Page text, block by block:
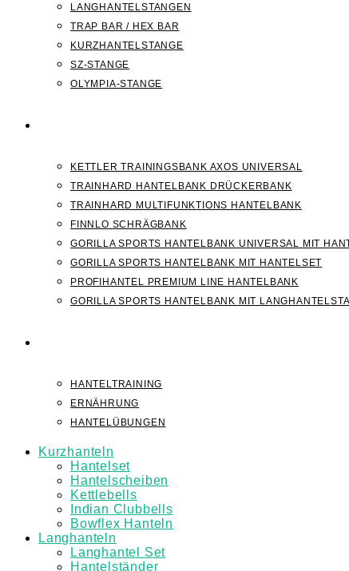
LANGHANTELSTANGEN
TRAP BAR / HEX BAR
KURZHANTELSTANGE
SZ-STANGE
OLYMPIA-STANGE
KETTLER TRAININGSBANK AXOS UNIVERSAL
TRAINHARD HANTELBANK DRÜCKERBANK
TRAINHARD MULTIFUNKTIONS HANTELBANK
FINNLO SCHRÄGBANK
GORILLA SPORTS HANTELBANK UNIVERSAL MIT
GORILLA SPORTS HANTELBANK MIT HANTELSET
PROFIHANTEL PREMIUM LINE HANTELBANK
GORILLA SPORTS HANTELBANK MIT
HANTELTRAINING
ERNÄHRUNG
HANTELÜBUNGEN
Kurzhanteln
Hantelset
Hantelscheiben
Kettlebells
Indian Clubbells
Bowflex Hanteln
Langhanteln
Langhantel Set
Hantelständer